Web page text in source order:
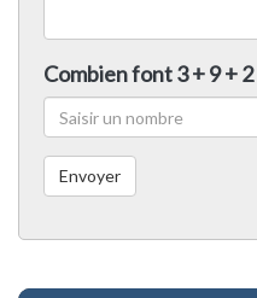
Combien font 3 + 9 + 2